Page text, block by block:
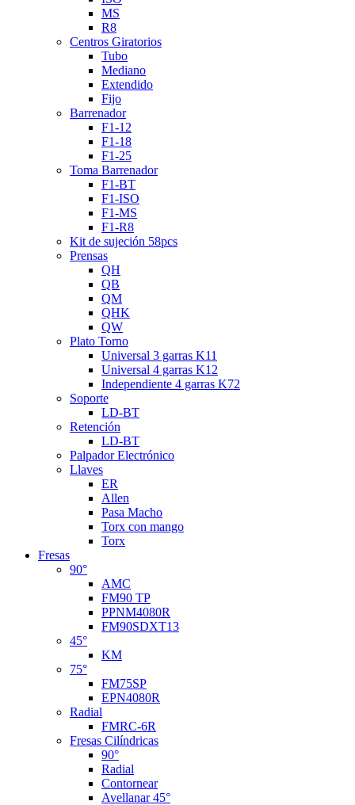
MS
R8
Centros Giratorios
Tubo
Mediano
Extendido
Fijo
Barrenador
F1-12
F1-18
F1-25
Toma Barrenador
F1-BT
F1-ISO
F1-MS
F1-R8
Kit de sujeción 58pcs
Prensas
QH
QB
QM
QHK
QW
Plato Torno
Universal 3 garras K11
Universal 4 garras K12
Independiente 4 garras K72
Soporte
LD-BT
Retención
LD-BT
Palpador Electrónico
Llaves
ER
Allen
Pasa Macho
Torx con mango
Torx
Fresas
90°
AMC
FM90 TP
PPNM4080R
FM90SDXT13
45°
KM
75°
FM75SP
EPN4080R
Radial
FMRC-6R
Fresas Cilíndricas
90°
Radial
Contornear
Avellanar 45°